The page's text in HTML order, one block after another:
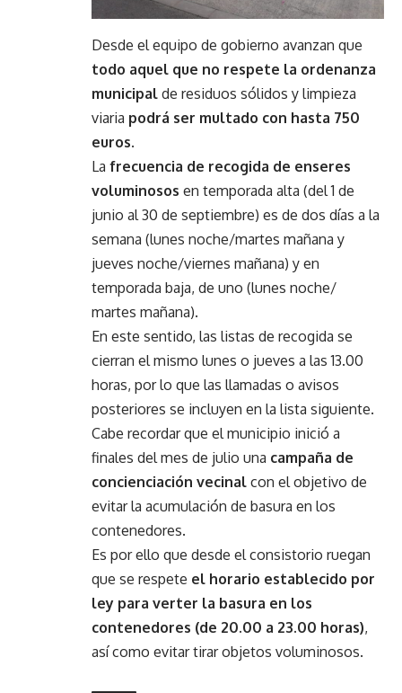
Desde el equipo de gobierno avanzan que
todo aquel que no respete la ordenanza
municipal de residuos sólidos y limpieza
viaria podrá ser multado con hasta 750
euros.
La frecuencia de recogida de enseres
voluminosos en temporada alta (del 1 de
junio al 30 de septiembre) es de dos días a la
semana (lunes noche/martes mañana y
jueves noche/viernes mañana) y en
temporada baja, de uno (lunes noche/
martes mañana).
En este sentido, las listas de recogida se
cierran el mismo lunes o jueves a las 13.00
horas, por lo que las llamadas o avisos
posteriores se incluyen en la lista siguiente.
Cabe recordar que el municipio inició a
finales del mes de julio una campaña de
concienciación vecinal con el objetivo de
evitar la acumulación de basura en los
contenedores.
Es por ello que desde el consistorio ruegan
que se respete el horario establecido por
ley para verter la basura en los
contenedores (de 20.00 a 23.00 horas),
así como evitar tirar objetos voluminosos.